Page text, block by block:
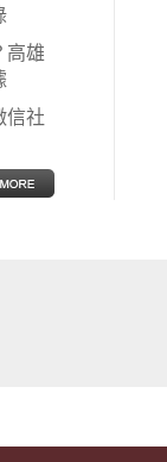
高雄
信社